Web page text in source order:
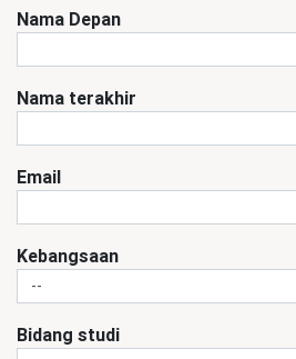
Nama Depan
Nama terakhir
Email
Kebangsaan
Bidang studi